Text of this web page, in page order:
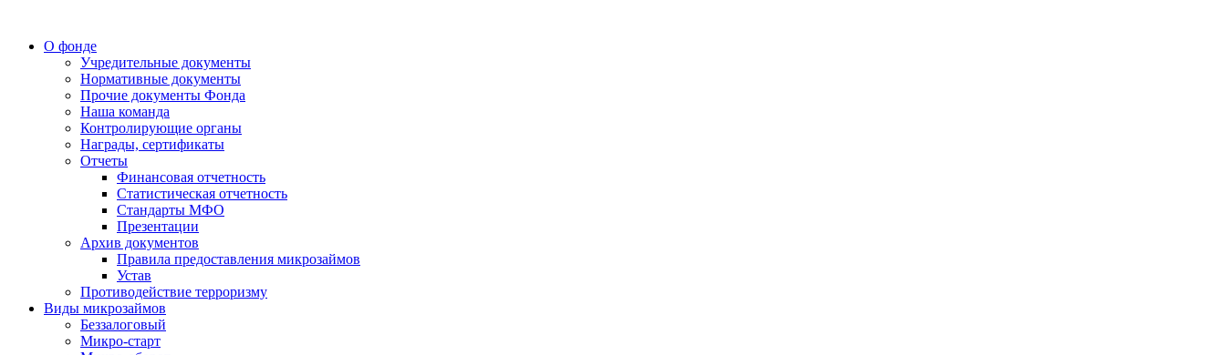
О фонде
Учредительные документы
Нормативные документы
Прочие документы Фонда
Наша команда
Контролирующие органы
Награды, сертификаты
Отчеты
Финансовая отчетность
Статистическая отчетность
Стандарты МФО
Презентации
Архив документов
Правила предоставления микрозаймов
Устав
Противодействие терроризму
Виды микрозаймов
Беззалоговый
Микро-старт